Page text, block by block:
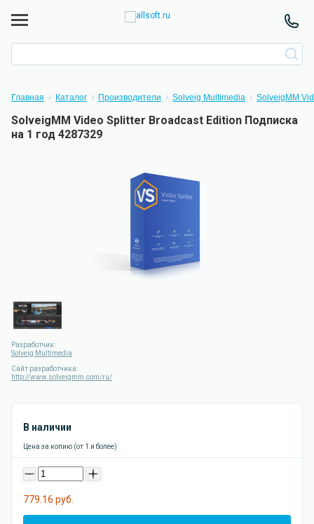
Главная Каталог Производители Solveig Multimedia SolveigMM
SolveigMM Video Splitter Broadcast Edition Подписка
на 1 год 4287329
Разработчик:
Solveig Multimedia
Сайт разработчика:
http://www.solveigmm.com/ru/
В наличии
Цена за копию (от 1 и более)
- +
779.16 руб.